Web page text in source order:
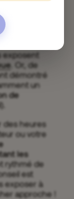
exposent
. Or, de
démontré
un
de
des heures
ou votre
les
rythmé de
est
exposer à
approche !